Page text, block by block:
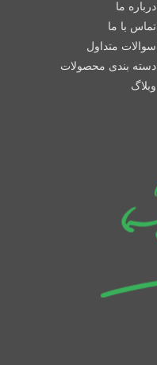
درباره ما
تماس با ما
سوالات متداول
دسته بندی محصولات
وبلاگ